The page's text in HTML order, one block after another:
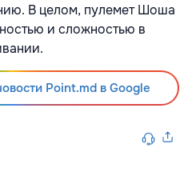
В целом, пулемет Шоша
и сложностью в
Point.md в Google